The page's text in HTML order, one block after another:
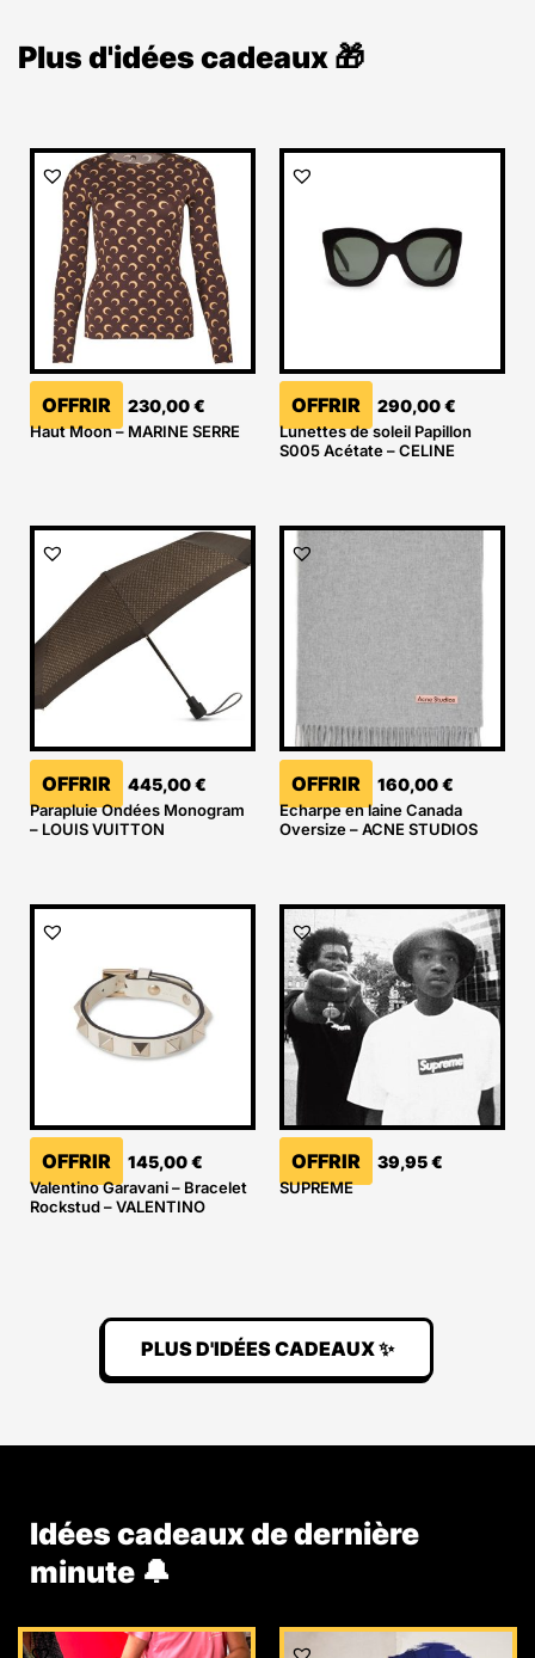
Plus d'idées cadeaux 🎁
OFFRIR 230,00€
Haut Moon – MARINE SERRE
OFFRIR 290,00€
Lunettes de soleil Papillon
S005 Acétate – CELINE
OFFRIR 445,00€
Parapluie Ondées Monogram
– LOUIS VUITTON
OFFRIR 160,00€
Echarpe en laine Canada
Oversize – ACNE STUDIOS
OFFRIR 145,00€
Valentino Garavani – Bracelet
Rockstud – VALENTINO
OFFRIR 39,95€
SUPREME
PLUS D'IDÉES CADEAUX ✨
Idées cadeaux de dernière
minute 🔔